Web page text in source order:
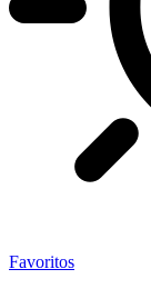
Favoritos